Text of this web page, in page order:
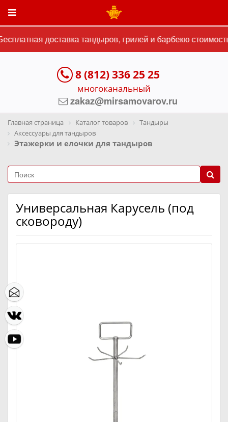
доставка тандыров, грилей и барбекю
8 (812) 336 25 25
многоканальный
zakaz@mirsamovarov.ru
Главная страница Каталог товаров
Тандыры
Аксессуары для тандыров
Этажерки и елочки для тандыров
Универсальная Карусель (под
сковороду)